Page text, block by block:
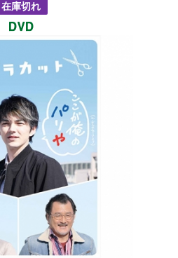
在庫切れ